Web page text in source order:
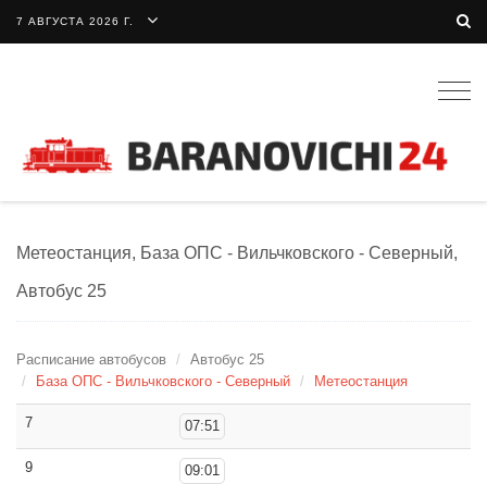
7 АВГУСТА 2026 Г.
Метеостанция, База ОПС - Вильчковского - Северный,
Автобус 25
Расписание автобусов
Автобус 25
База ОПС - Вильчковского - Северный
Метеостанция
7 07:51
9 09:01